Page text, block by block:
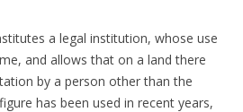
a legal institution, whose use
and allows that on a land there
by a person other than the
has been used in recent years,